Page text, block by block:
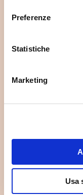
Preferenze
Statistiche
Marketing
Usa